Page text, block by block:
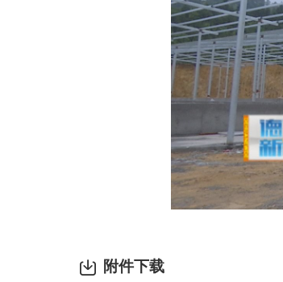
附件下载